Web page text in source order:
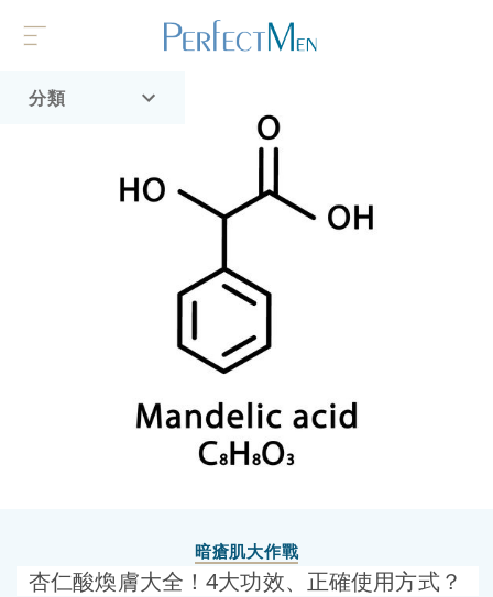
分類
流行趨勢
暗瘡肌大作戰
杏仁酸煥膚大全！4大功效、正確使用方式？